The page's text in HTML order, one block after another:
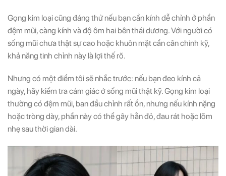
Gọng kim loại cũng đáng thử nếu bạn cần kính dễ chỉnh ở phần
đệm mũi, càng kính và độ ôm hai bên thái dương. Với người có
sống mũi chưa thật sự cao hoặc khuôn mặt cần cân chỉnh kỹ,
khả năng tinh chỉnh này là lợi thế rõ.
Nhưng có một điểm tôi sẽ nhắc trước: nếu bạn đeo kính cả
ngày, hãy kiểm tra cảm giác ở sống mũi thật kỹ. Gọng kim loại
thường có đệm mũi, ban đầu chỉnh rất ổn, nhưng nếu kính nặng
hoặc tròng dày, phần này có thể gây hằn đỏ, đau rát hoặc lõm
nhẹ sau thời gian dài.